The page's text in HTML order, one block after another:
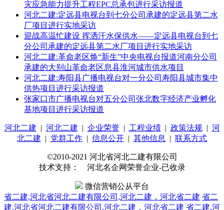
灾应急能力提升工程EPC总承包进行采访报道
河北二建:定远县电视台到七分公司承建的定远县第二水
厂项目进行实地采访
迎战高温忙建设 挥洒汗水保供水——定远县电视台到七
分公司承建的定远县第二水厂项目进行实地采访
河北二建:革命老区焕“新生”中央电视台报道河南分公司
承建的大别山革命老区息县淮河城市供水项目
河北二建:寿阳县广播电视台对一分公司寿阳县城市集中
供热项目进行采访报道
张家口市广播电视台对五分公司张北数字经济产业孵化
基地项目进行采访报道
河北二建 | 河北二建 | 企业荣誉| 工程业绩| 政策法规| 河
北二建 | 党群工作 | 信息公开 | 其他信息 | 联系方式
©2010-2021 河北省河北二建有限公司
技术支持： 河北名企网荣誉企业-已收录
微信营销公从平台
省二建,河北省河北二建有限公司,河北二建，河北省二建 省二
建,河北省河北二建有限公司,河北二建，河北省二建 省二建,河